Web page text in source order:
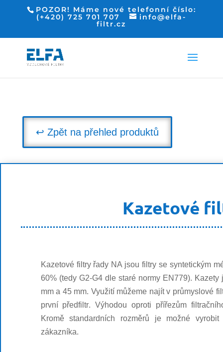
POZOR! Máme nové telefonní číslo:
(+420) 725 701 707
info@elfa-
filtr.cz
↩ Zpět na přehled produktů
Kazetové
Kazetové filtryřady NA jsou filtry se syntetickým
60% (tedy G2-G4 dle staré normy EN779). Kazety
mm a 45 mm. Využití můžeme najít v průmyslové
první předfiltr. Výhodou oproti přířezům
Kromě standardních rozměrů je možné
zákazníka.